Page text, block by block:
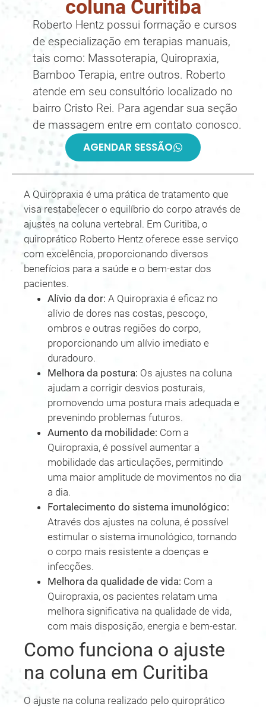
coluna Curitiba
Roberto Hentz possui formação e cursos
de especialização em terapias manuais,
tais como: Massoterapia, Quiropraxia,
Bamboo Terapia, entre outros. Roberto
atende em seu consultório localizado no
bairro Cristo Rei. Para agendar sua seção
de massagem entre em contato conosco.
AGENDAR SESSÃO
A Quiropraxia é uma prática de tratamento que
visa restabelecer o equilíbrio do corpo através de
ajustes na coluna vertebral. Em Curitiba, o
quiroprático Roberto Hentz oferece esse serviço
com excelência, proporcionando diversos
benefícios para a saúde e o bem-estar dos
pacientes.
Alívio da dor: A Quiropraxia é eficaz no
alívio de dores nas costas, pescoço,
ombros e outras regiões do corpo,
proporcionando um alívio imediato e
duradouro.
Melhora da postura: Os ajustes na coluna
ajudam a corrigir desvios posturais,
promovendo uma postura mais adequada e
prevenindo problemas futuros.
Aumento da mobilidade: Com a
Quiropraxia, é possível aumentar a
mobilidade das articulações, permitindo
uma maior amplitude de movimentos no dia
a dia.
Fortalecimento do sistema imunológico:
Através dos ajustes na coluna, é possível
estimular o sistema imunológico, tornando
o corpo mais resistente a doenças e
infecções.
Melhora da qualidade de vida: Com a
Quiropraxia, os pacientes relatam uma
melhora significativa na qualidade de vida,
com mais disposição, energia e bem-estar.
Como funciona o ajuste
na coluna em Curitiba
O ajuste na coluna realizado pelo quiroprático